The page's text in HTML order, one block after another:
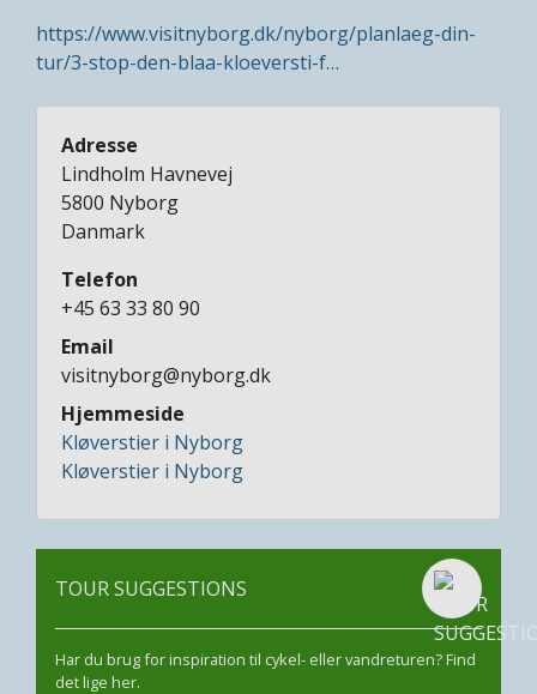
https://www.visitnyborg.dk/nyborg/planlaeg-din-
tur/3-stop-den-blaa-kloeversti-f…
Adresse
Lindholm Havnevej
5800 Nyborg
Danmark
Telefon
+45 63 33 80 90
Email
visitnyborg@nyborg.dk
Hjemmeside
Kløverstier i Nyborg
Kløverstier i Nyborg
TOUR SUGGESTIONS
Har du brug for inspiration til cykel- eller vandreturen? Find
det lige her.